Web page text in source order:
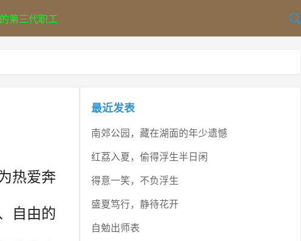
第三代职工
热爱奔
自由的
最近发表
南郊公园，藏在湖面的年少遗憾
红荔入夏，偷得浮生半日闲
得意一笑，不负浮生
盛夏笃行，静待花开
自勉出师表